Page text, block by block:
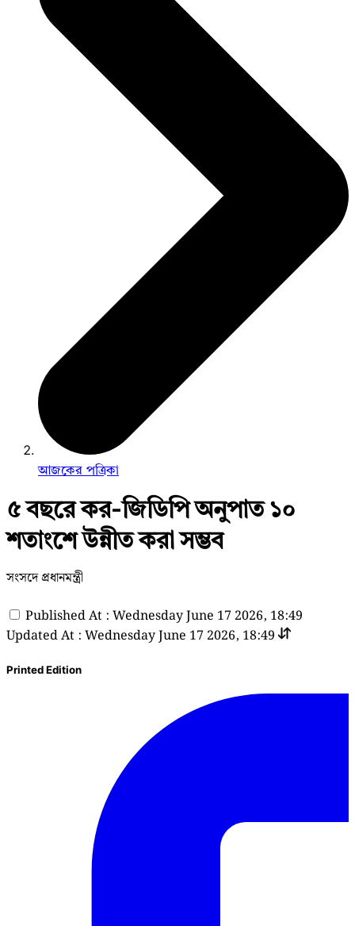
আজকের পত্রিকা
৫ বছরে কর-জিডিপি অনুপাত ১০
শতাংশে উন্নীত করা সম্ভব
সংসদে প্রধানমন্ত্রী
Published At : Wednesday June 17 2026, 18:49
Updated At : Wednesday June 17 2026, 18:49
Printed Edition